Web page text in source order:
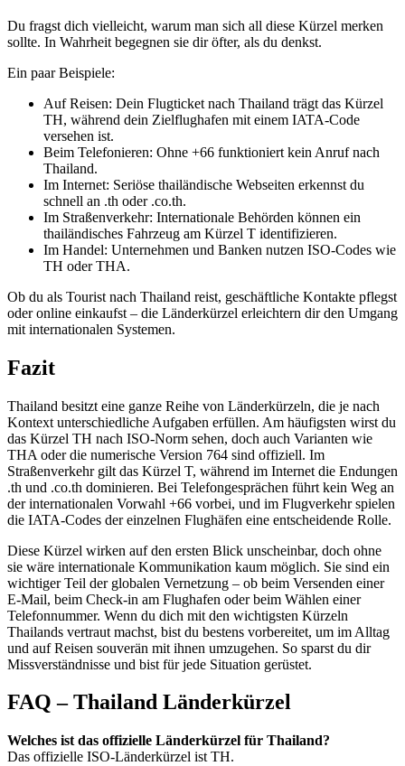
Du fragst dich vielleicht, warum man sich all diese Kürzel merken
sollte. In Wahrheit begegnen sie dir öfter, als du denkst.
Ein paar Beispiele:
Auf Reisen: Dein Flugticket nach Thailand trägt das Kürzel
TH, während dein Zielflughafen mit einem IATA-Code
versehen ist.
Beim Telefonieren: Ohne +66 funktioniert kein Anruf nach
Thailand.
Im Internet: Seriöse thailändische Webseiten erkennst du
schnell an .th oder .co.th.
Im Straßenverkehr: Internationale Behörden können ein
thailändisches Fahrzeug am Kürzel T identifizieren.
Im Handel: Unternehmen und Banken nutzen ISO-Codes wie
TH oder THA.
Ob du als Tourist nach Thailand reist, geschäftliche Kontakte pflegst
oder online einkaufst – die Länderkürzel erleichtern dir den Umgang
mit internationalen Systemen.
Fazit
Thailand besitzt eine ganze Reihe von Länderkürzeln, die je nach
Kontext unterschiedliche Aufgaben erfüllen. Am häufigsten wirst du
das Kürzel TH nach ISO-Norm sehen, doch auch Varianten wie
THA oder die numerische Version 764 sind offiziell. Im
Straßenverkehr gilt das Kürzel T, während im Internet die Endungen
.th und .co.th dominieren. Bei Telefongesprächen führt kein Weg an
der internationalen Vorwahl +66 vorbei, und im Flugverkehr spielen
die IATA-Codes der einzelnen Flughäfen eine entscheidende Rolle.
Diese Kürzel wirken auf den ersten Blick unscheinbar, doch ohne
sie wäre internationale Kommunikation kaum möglich. Sie sind ein
wichtiger Teil der globalen Vernetzung – ob beim Versenden einer
E-Mail, beim Check-in am Flughafen oder beim Wählen einer
Telefonnummer. Wenn du dich mit den wichtigsten Kürzeln
Thailands vertraut machst, bist du bestens vorbereitet, um im Alltag
und auf Reisen souverän mit ihnen umzugehen. So sparst du dir
Missverständnisse und bist für jede Situation gerüstet.
FAQ – Thailand Länderkürzel
Welches ist das offizielle Länderkürzel für Thailand?
Das offizielle ISO-Länderkürzel ist TH.